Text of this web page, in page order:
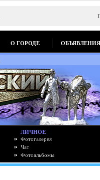
О ГОРОДЕ ОБЪЯВЛЕНИЯ
ЛИЧНОЕ
Фотогалерея
Чат
Фотоальбомы